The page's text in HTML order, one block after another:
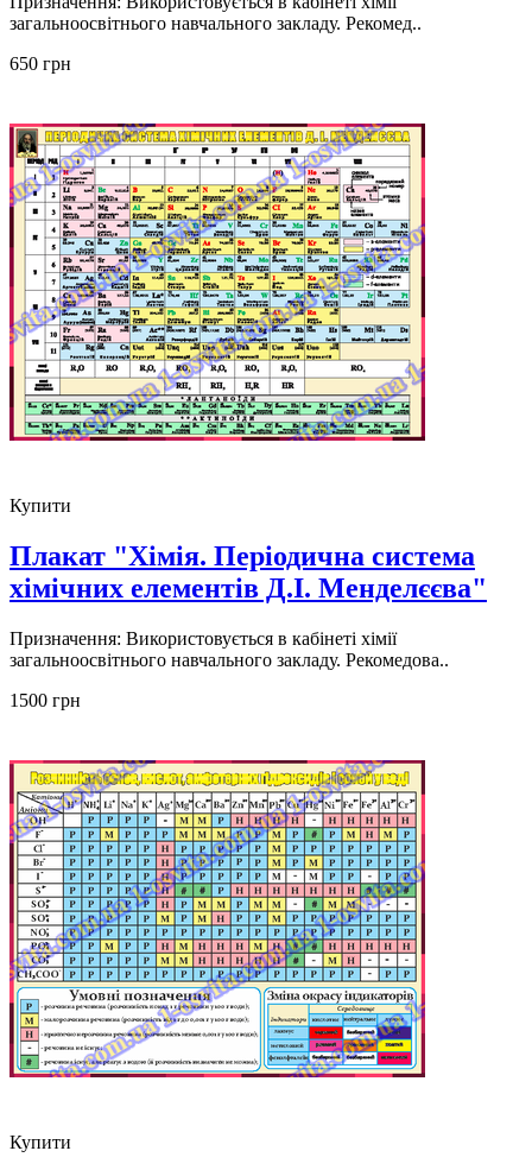
загальноосвітнього навчального закладу. Рекомед..
650 грн
Купити
Плакат "Хімія. Періодична система
хімічних елементів Д.І. Менделєєва"
Призначення: Використовується в кабінеті хімії
загальноосвітнього навчального закладу. Рекомедова..
1500 грн
Купити